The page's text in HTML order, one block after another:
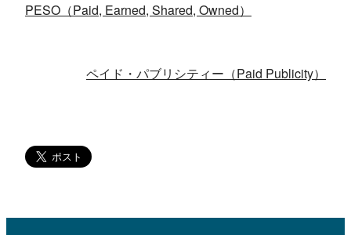
PESO（Paid, Earned, Shared, Owned）
ペイド・パブリシティー（Paid Publicity）